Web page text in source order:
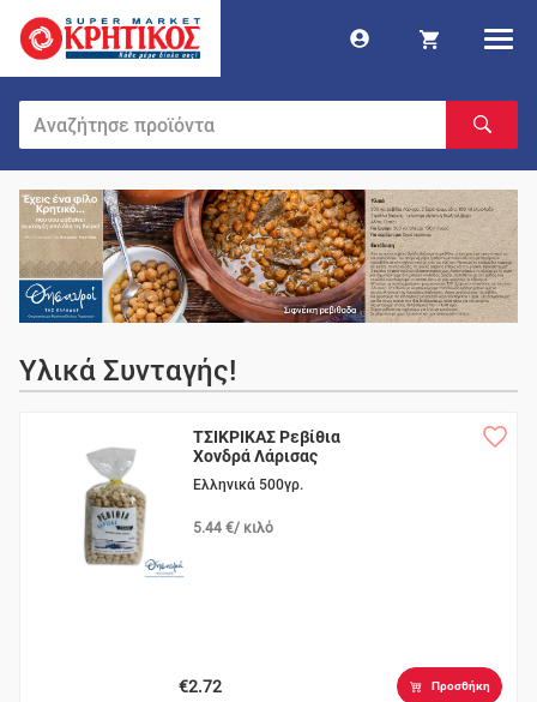
Υλικά Συνταγής!
ΤΣΙΚΡΙΚΑΣ Ρεβίθια
Χονδρά Λάρισας
Ελληνικά 500γρ.
5.44 €/ κιλό
€2.72 Προσθήκη